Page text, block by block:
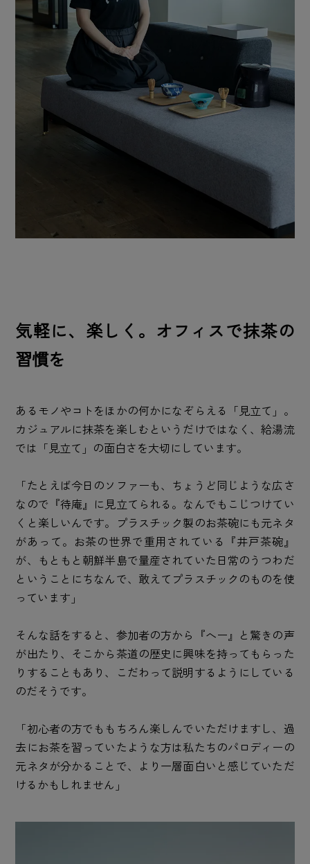
気軽に、楽しく。オフィスで抹茶の
習慣を
あるモノやコトをほかの何かになぞらえる「見立て」。
カジュアルに抹茶を楽しむというだけではなく、給湯流
では「見立て」の面白さを大切にしています。
「たとえば今日のソファーも、ちょうど同じような広さ
なので『待庵』に見立てられる。なんでもこじつけてい
くと楽しいんです。プラスチック製のお茶碗にも元ネタ
があって。お茶の世界で重用されている『井戸茶碗』
が、もともと朝鮮半島で量産されていた日常のうつわだ
ということにちなんで、敢えてプラスチックのものを使
っています」
そんな話をすると、参加者の方から『へー』と驚きの声
が出たり、そこから茶道の歴史に興味を持ってもらった
りすることもあり、こだわって説明するようにしている
のだそうです。
「初心者の方でももちろん楽しんでいただけますし、過
去にお茶を習っていたような方は私たちのパロディーの
元ネタが分かることで、より一層面白いと感じていただ
けるかもしれません」